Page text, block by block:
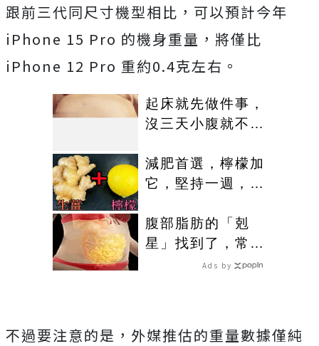
跟前三代同尺寸機型相比，可以預計今年
iPhone 15 Pro 的機身重量，將僅比
iPhone 12 Pro 重約0.4克左右。
起床就先做件事，
沒三天小腹就不見
小！
減肥首選，檸檬加
它，堅持一週，腰
人生
腹部脂肪的「剋
星」找到了，常吃
這幾物，吃走大肚
Ads by
不過要注意的是，外媒推估的重量數據僅純